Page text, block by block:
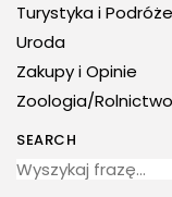
Turystyka i Podróże
Uroda
Zakupy i Opinie
Zoologia/
SEARCH